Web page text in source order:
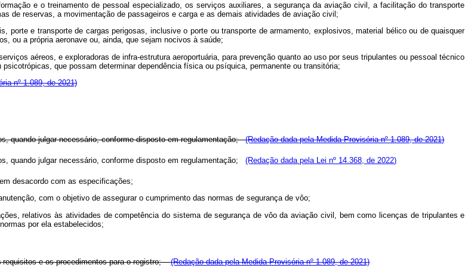
e o treinamento de pessoal especializado, os serviços auxiliares, a segurança da aviação civil, a facilitação do transporte
de reservas, a movimentação de passageiros e carga e as demais atividades de aviação civil;
porte e transporte de cargas perigosas, inclusive o porte ou transporte de armamento, explosivos, material bélicoou de quaisquer
ou a própria aeronave ou, ainda, que sejam nocivos à saúde;
aéreos, e exploradoras de infra-estrutura aeroportuária, para prevenção quanto ao uso por seus tripulantes ou pessoal técnico
que possam determinar dependência física ou psíquica, permanente ou transitória;
nº 1.089, de 2021)
quando julgar necessário, conforme disposto em regulamentação;(Redação dada pela Medida Provisória nº 1.089, de 2021)
quando julgar necessário, conforme disposto em regulamentação;(Redação dada pela Lei nº 14.368, de 2022)
desacordo com as especificações;
com o objetivo de assegurar o cumprimento das normas de segurança de vôo;
relativos às atividades de competência do sistema de segurança de vôo da aviação civil, bem como licenças de tripulantes e
por ela estabelecidos;
requisitos e os procedimentos para o registro;(Redação dada pela Medida Provisória nº 1.089, de 2021)